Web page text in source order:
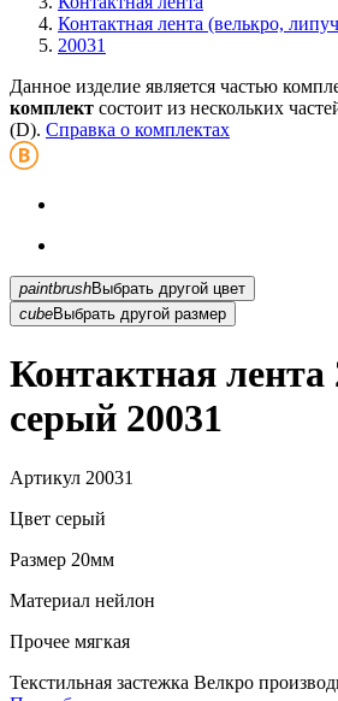
Контактная лента (велькро,
20031
Данное изделие является частью
комплект состоит из нескольких
(D). Справка о комплектах
paintbrush
Выбрать другой цвет
cubeВыбрать другой размер
Контактная
серый 20031
Артикул 20031
Цвет серый
Размер 20мм
Материал нейлон
Прочее мягкая
Текстильная застежка Велкро